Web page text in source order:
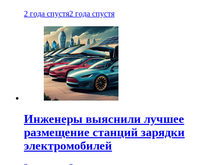
2 года спустя2 года спустя
Инженеры выяснили лучшее
размещение станций зарядки
электромобилей